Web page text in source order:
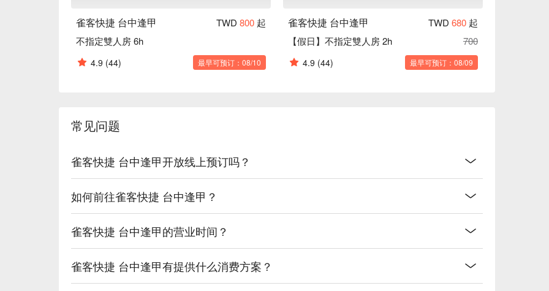
雀客快捷 台中逢甲 TWD 800 起
不指定雙人房 6h
4.9 (44) 最早可预订：08/10
雀客快捷 台中逢甲 TWD 680 起
【假日】不指定雙人房 2h
700
4.9 (44) 最早可预订：08/09
常见问题
雀客快捷 台中逢甲开放线上预订吗？
如何前往雀客快捷 台中逢甲？
雀客快捷 台中逢甲的营业时间？
雀客快捷 台中逢甲有提供什么消费方案？